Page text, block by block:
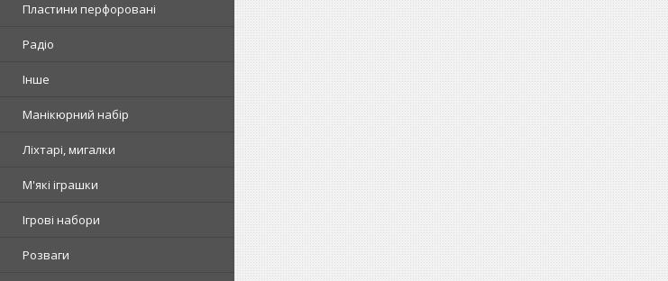
Пластини перфоровані
Радіо
Інше
Манікюрний набір
Ліхтарі, мигалки
М'які іграшки
Ігрові набори
Розваги